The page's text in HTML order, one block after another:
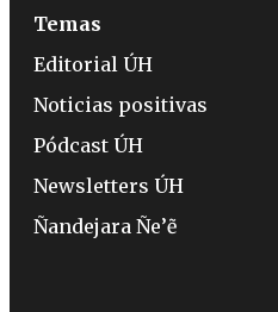
Temas
Editorial ÚH
Noticias positivas
Pódcast ÚH
Newsletters ÚH
Ñandejara Ñe’ẽ